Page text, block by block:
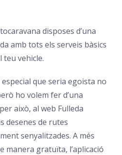
disposes d’una
amb tots els serveis bàsics
vehicle.
que seria egoista no
ho volem fer d’una
això, al web Fulleda
desenes de rutes
senyalitzades. A més
manera gratuïta, l’aplicació